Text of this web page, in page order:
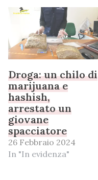
Droga: un chilo di
marijuana e
hashish,
arrestato un
giovane
spacciatore
26 Febbraio 2024
In "In evidenza"